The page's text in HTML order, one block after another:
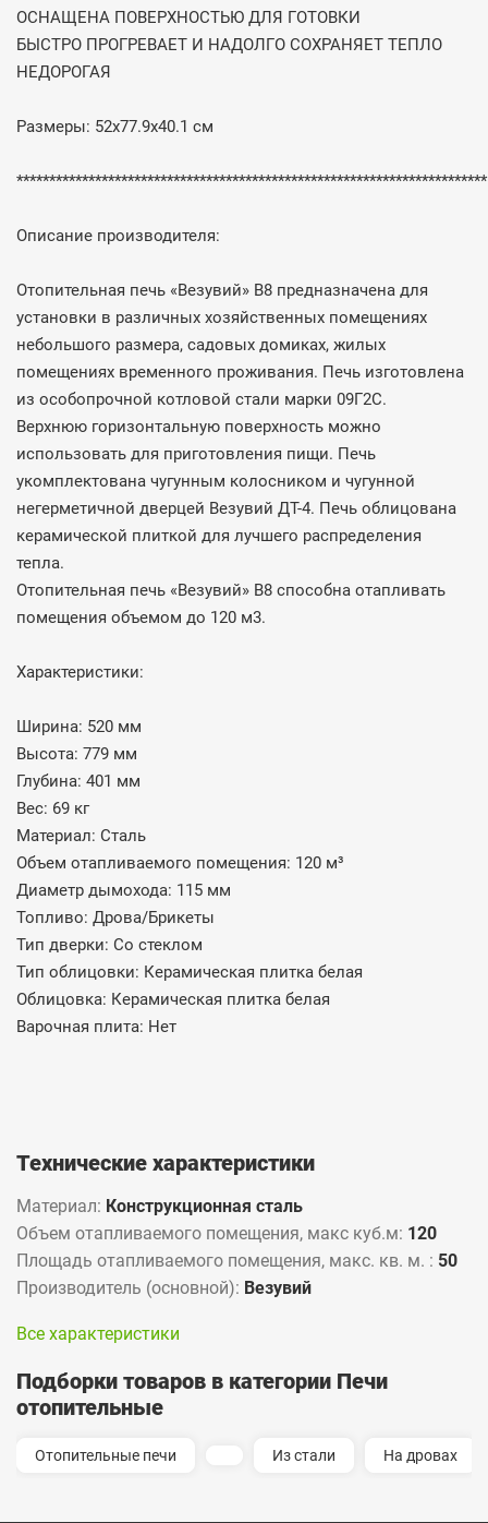
ОСНАЩЕНА ПОВЕРХНОСТЬЮ ДЛЯ ГОТОВКИ
БЫСТРО ПРОГРЕВАЕТ И НАДОЛГО СОХРАНЯЕТ ТЕПЛО
НЕДОРОГАЯ
Размеры: 52х77.9х40.1 см
************************************************************************
Описание производителя:
Отопительная печь «Везувий» В8 предназначена для
установки в различных хозяйственных помещениях
небольшого размера, садовых домиках, жилых
помещениях временного проживания. Печь изготовлена
из особопрочной котловой стали марки 09Г2С.
Верхнюю горизонтальную поверхность можно
использовать для приготовления пищи. Печь
укомплектована чугунным колосником и чугунной
негерметичной дверцей Везувий ДТ-4. Печь облицована
керамической плиткой для лучшего распределения
тепла.
Отопительная печь «Везувий» В8 способна отапливать
помещения объемом до 120 м3.
Характеристики:
Ширина: 520 мм
Высота: 779 мм
Глубина: 401 мм
Вес: 69 кг
Материал: Сталь
Объем отапливаемого помещения: 120 м³
Диаметр дымохода: 115 мм
Топливо: Дрова/Брикеты
Тип дверки: Со стеклом
Тип облицовки: Керамическая плитка белая
Облицовка: Керамическая плитка белая
Варочная плита: Нет
Технические характеристики
Материал: Конструкционная сталь
Объем отапливаемого помещения, макс куб.м: 120
Площадь отапливаемого помещения, макс. кв. м. : 50
Производитель (основной): Везувий
Все характеристики
Подборки товаров в категории Печи
отопительные
Отопительные печи Из стали На дровах